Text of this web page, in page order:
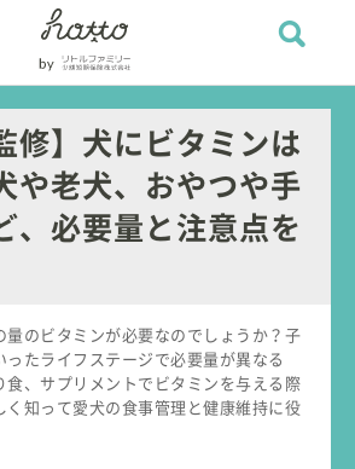
修】犬にビタミンは
や老犬、おやつや手
、必要量と注意点を
量のビタミンが必要なのでしょうか？子
ったライフステージで必要量が異なる
食、サプリメントでビタミンを与える際
く知って愛犬の食事管理と健康維持に役